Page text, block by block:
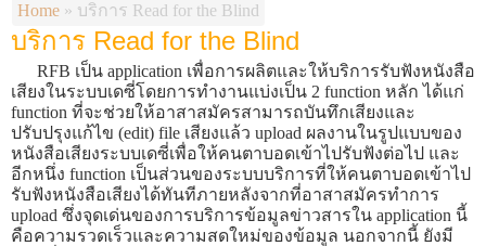
Home » บริการ Read for the Blind
บริการ Read for the Blind
RFB เป็น application เพื่อการผลิตและให้บริการรับฟังหนังสือ
เสียงในระบบเดซี่โดยการทำงานแบ่งเป็น 2 function หลัก ได้แก่
function ที่จะช่วยให้อาสาสมัครสามารถบันทึกเสียงและ
ปรับปรุงแก้ไข (edit) file เสียงแล้ว upload ผลงานในรูปแบบของ
หนังสือเสียงระบบเดซี่เพื่อให้คนตาบอดเข้าไปรับฟังต่อไป และ
อีกหนึ่ง function เป็นส่วนของระบบบริการที่ให้คนตาบอดเข้าไป
รับฟังหนังสือเสียงได้ทันทีภายหลังจากที่อาสาสมัครทำการ
upload ซึ่งจุดเด่นของการบริการข้อมูลข่าวสารใน application นี้
คือความรวดเร็วและความสดใหม่ของข้อมูล นอกจากนี้ ยังมี